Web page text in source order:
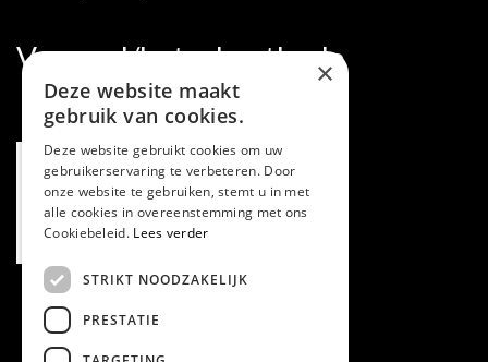
Verzend/betaalmethode
×
Deze website maakt
gebruik van cookies.
Deze website gebruikt cookies om uw
gebruikerservaring te verbeteren. Door
onze website te gebruiken, stemt u in met
alle cookies in overeenstemming met ons
Cookiebeleid. Lees verder
STRIKT NOODZAKELIJK
PRESTATIE